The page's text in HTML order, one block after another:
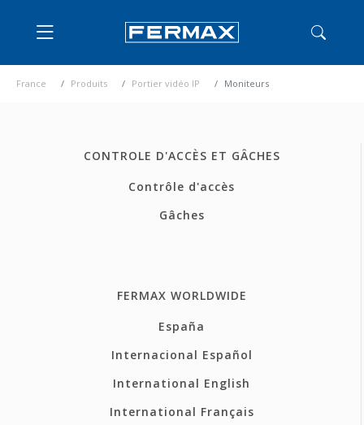
France Produits Portier vidéo IP Moniteurs
CONTROLE D'ACCÈS ET GÂCHES
Contrôle d'accès
Gâches
FERMAX WORLDWIDE
España
Internacional Español
International English
International Français